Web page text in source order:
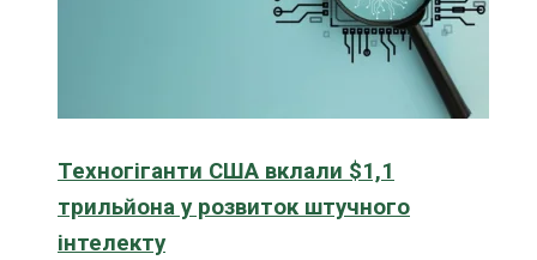
Техногіганти США вклали $1,1
трильйона у розвиток штучного
інтелекту